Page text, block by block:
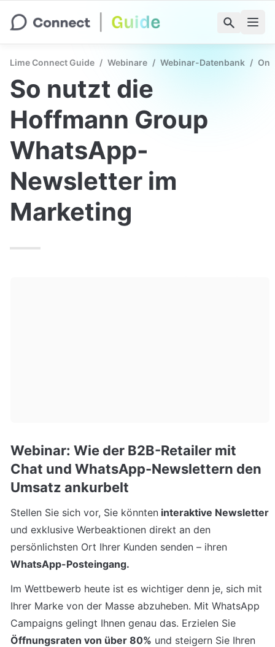
Lime Connect Guide / Webinare / Webinar-Datenbank /
So nutzt die
Hoffmann Group
WhatsApp-
Newsletter im
Marketing
Webinar: Wie der B2B-Retailer mit
Chat und WhatsApp-Newslettern den
Umsatz ankurbelt
Stellen Sie sich vor, Sie könnten interaktive Newsletter
und exklusive Werbeaktionen direkt an den
WhatsApp-Posteingang.
Im Wettbewerb heute ist es wichtiger denn je, sich mit
Ihrer Marke von der Masse abzuheben. Mit WhatsApp
Öffnungsraten von über 80% und steigern Sie Ihren